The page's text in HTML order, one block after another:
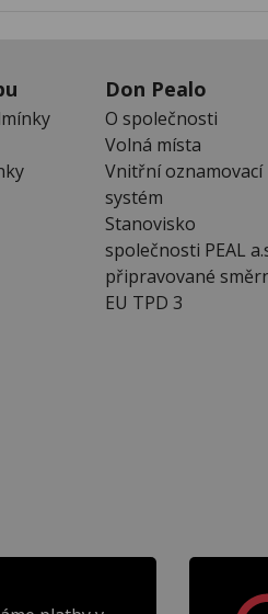
Don Pealo
O společnosti
Volná místa
Vnitřní oznamovací
systém
Stanovisko
společnosti PEAL
připravované
EU TPD 3